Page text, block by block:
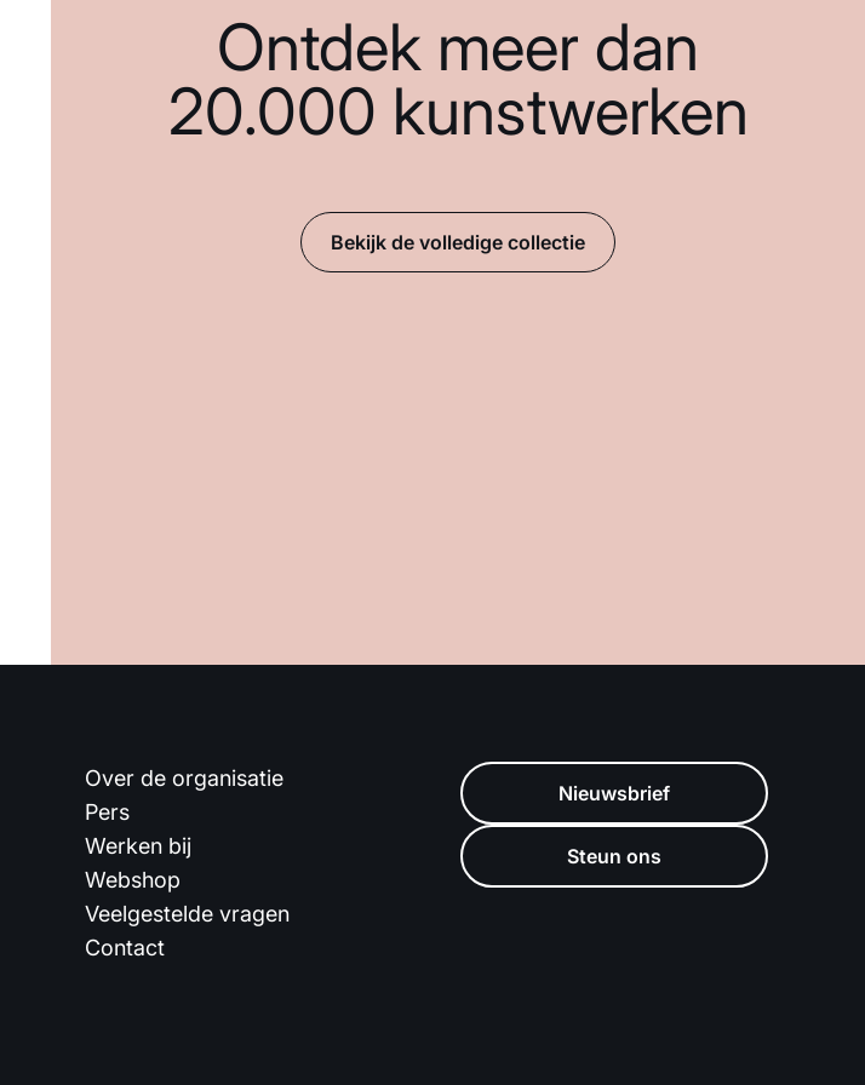
Ontdek meer dan
20.000 kunstwerken
Bekijk de volledige collectie
Over de organisatie
Pers
Werken bij
Webshop
Veelgestelde vragen
Contact
Nieuwsbrief
Steun ons